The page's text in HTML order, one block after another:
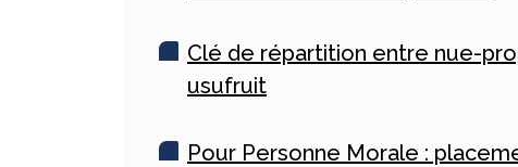
Clé de répartition entre nue-
usufruit
Pour Personne Morale :